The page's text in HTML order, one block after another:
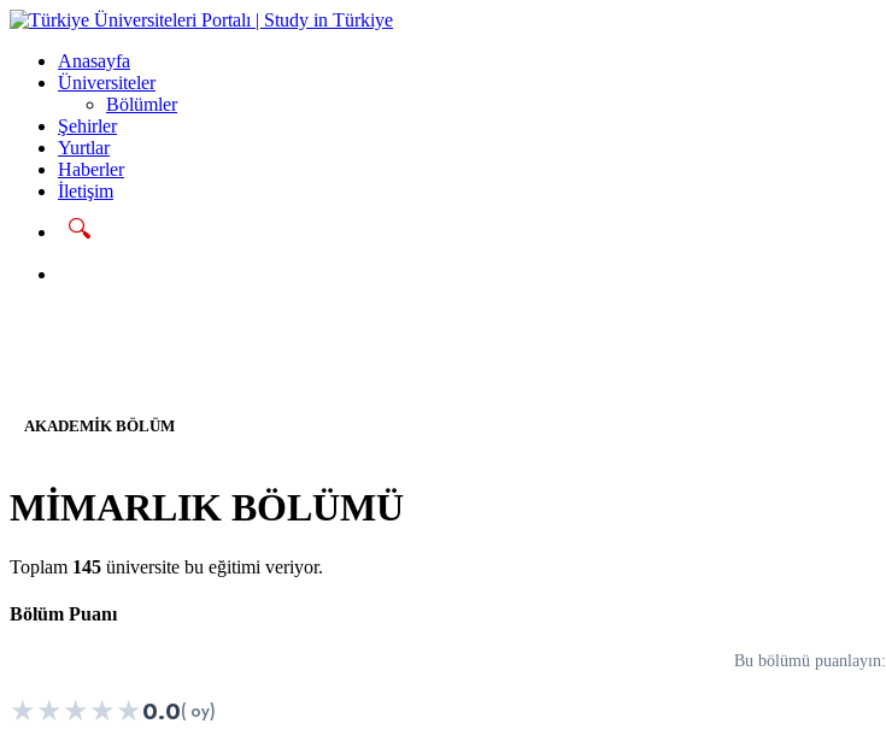
Anasayfa
Üniversiteler
Bölümler
Şehirler
Yurtlar
Haberler
İletişim
🔍
AKADEMIK BÖLÜM
MİMARLIK BÖLÜMÜ
Toplam 145 üniversite bu eğitimi veriyor.
Bölüm Puanı
Bu bölümü puanlayın:
★★★★★0.0( oy)